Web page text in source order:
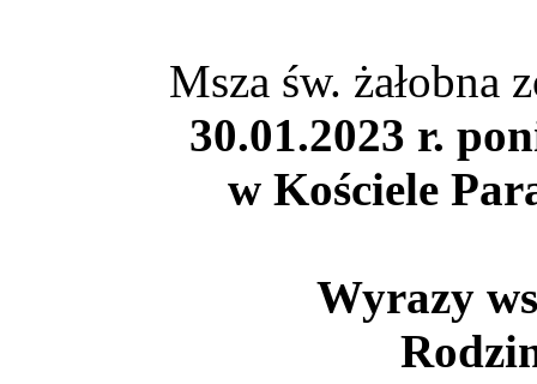
Msza św. żałobna
30.01.2023 r.
w Kościele
Wyrazy